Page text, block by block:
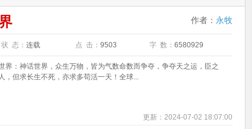
作者： 永牧
状 态： 连载 点 击： 9503 字 数： 6580929
：神话世界，众生万物，皆为气数命数而争夺，争夺天之运，臣之
，但求长生不死，亦求多苟活一天！全球...
更新： 2024-07-02 18:07:00